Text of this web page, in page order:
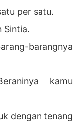
per satu.
Sintia.
barangnya
kamu
dengan tenang